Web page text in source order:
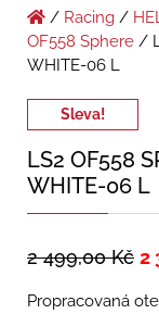
/ Racing /
OF558 Sphere /
WHITE-06 L
Sleva!
LS2 OF558
WHITE-06 L
2 499,00Kč 2
Propracovaná